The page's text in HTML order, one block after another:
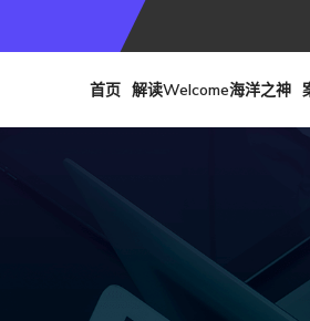
首页 解读welcome海洋之神